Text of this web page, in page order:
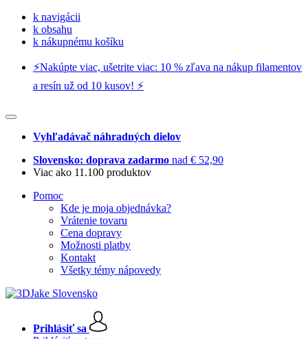
k navigácii
k obsahu
k nákupnému košíku
⚡️Nakúpte viac, ušetrite viac: 10 % zľava na nákup filamentov
a resín už od 10 kusov! ⚡️
Vyhľadávač náhradných dielov
Slovensko: doprava zadarmo nad € 52,90
Viac ako 11.100 produktov
Pomoc
Kde je moja objednávka?
Vrátenie tovaru
Cena dopravy
Možnosti platby
Kontakt
Všetky témy nápovedy
Prihlásiť sa